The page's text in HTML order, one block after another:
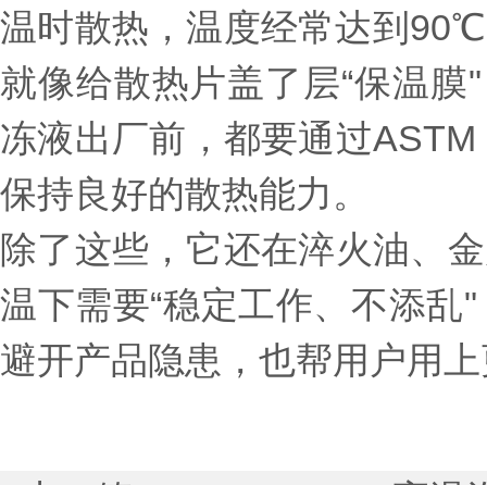
温时散热，温度经常达到
就像给散热片盖了层“保温
冻液出厂前，都要通过
保持良好的散热能力。
除了这些，它还在淬火油、
温下需要“稳定工作、不添
避开产品隐患，也帮用户用